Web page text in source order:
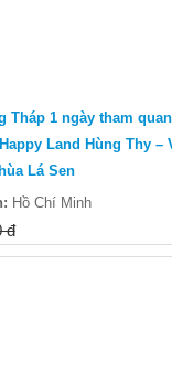
Tháp 1 ngày tham
Land Hùng Thy –
Lá Sen
Hồ Chí Minh
đ